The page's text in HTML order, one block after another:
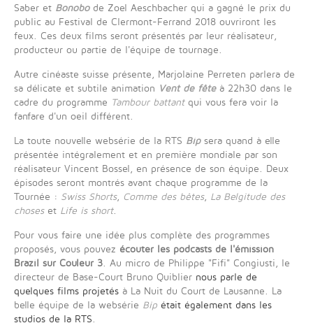
Saber et Bonobo de Zoel Aeschbacher qui a gagné le prix du
public au Festival de Clermont-Ferrand 2018 ouvriront les
feux. Ces deux films seront présentés par leur réalisateur,
producteur ou partie de l'équipe de tournage.
Autre cinéaste suisse présente, Marjolaine Perreten parlera de
sa délicate et subtile animation Vent de fêteà 22h30 dans le
cadre du programme Tambour battantqui vous fera voir la
fanfare d'un oeil différent.
La toute nouvelle websérie de la RTS Bipsera quand à elle
présentée intégralement et en première mondiale par son
réalisateur Vincent Bossel, en présence de son équipe. Deux
épisodes seront montrés avant chaque programme de la
Tournée : Swiss Shorts, Comme des bêtes, La Belgitude des
choseset Life is short.
Pour vous faire une idée plus complète des programmes
proposés, vous pouvez écouter les podcasts de l'émission
Brazil sur Couleur 3. Au micro de Philippe "Fifi" Congiusti, le
directeur de Base-Court Bruno Quiblier nous parle de
quelques films projetés à La Nuit du Court de Lausanne. La
belle équipe de la websérie Bip était également dans les
studios de la RTS.